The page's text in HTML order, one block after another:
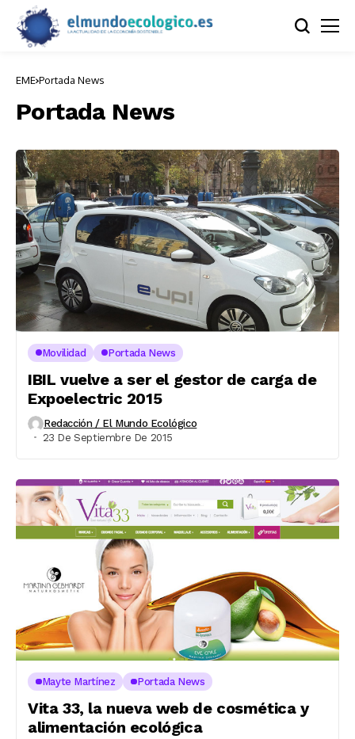
EME Portada News
Portada News
Movilidad Portada News
IBIL vuelve a ser el gestor de carga de
Expoelectric 2015
Redacción / El Mundo Ecológico
23 De Septiembre De 2015
Mayte Martínez Portada News
Vita 33, la nueva web de cosmética y
alimentación ecológica